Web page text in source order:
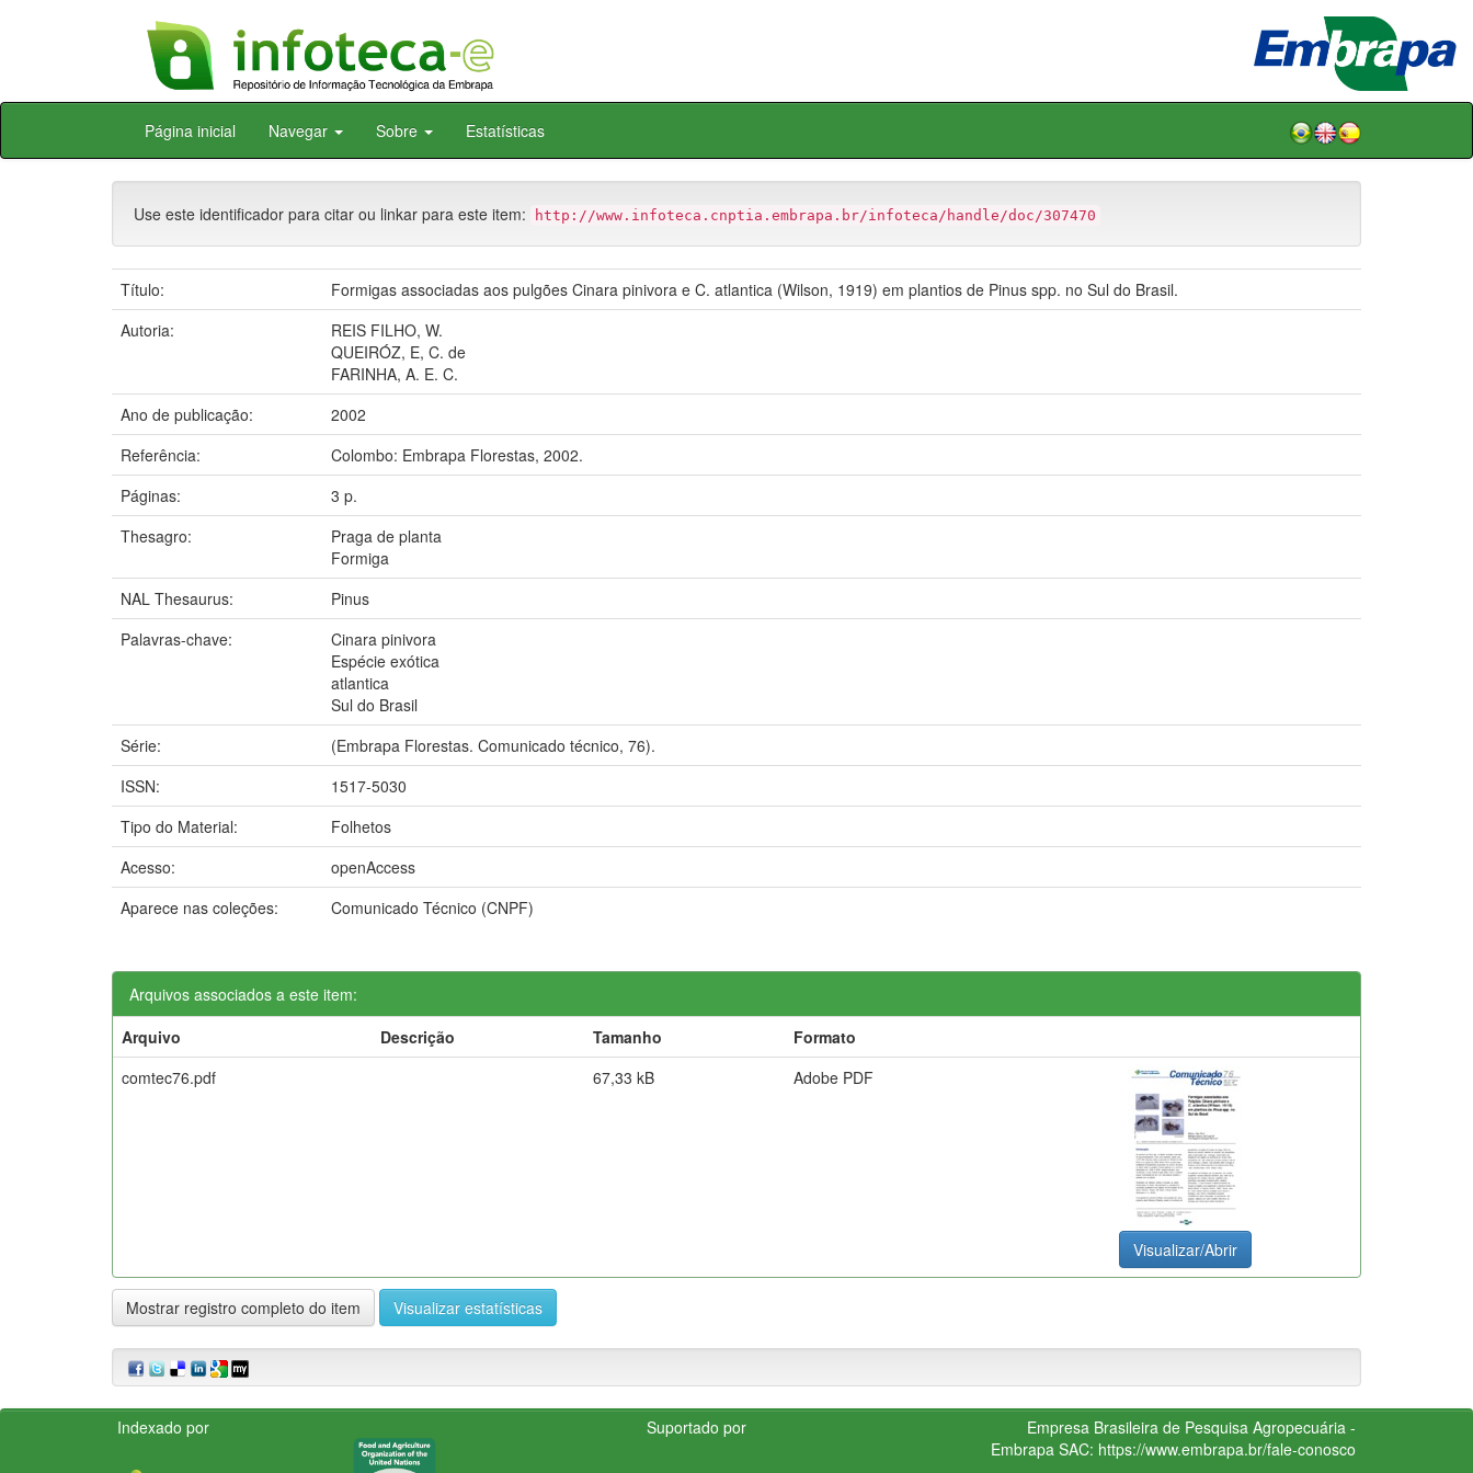
Skip
Página inicial Navegar Sobre Estatísticas
Use este identificador para citar ou linkar para este item: http://www.infoteca.cnptia.embrapa.br/infoteca/handle/doc/307470
Título:
Formigas associadas aos pulgões Cinara pinivora e C. atlantica (Wilson, 1919) em plantios de Pinus spp. no Sul do Brasil.
Autoria:
REIS FILHO, W.
QUEIRÓZ, E, C. de
FARINHA, A. E. C.
Ano de publicação:
2002
Referência:
Colombo: Embrapa Florestas, 2002.
Páginas:
3 p.
Thesagro:
Praga de planta
Formiga
NAL Thesaurus:
Pinus
Palavras-chave:
Cinara pinivora
Espécie exótica
atlantica
Sul do Brasil
Série:
(Embrapa Florestas. Comunicado técnico, 76).
ISSN:
1517-5030
Tipo do Material:
Folhetos
Acesso:
openAccess
Aparece nas coleções:
Comunicado Técnico (CNPF)
Arquivos associados a este item:
Arquivo
Descrição Tamanho
Formato
comtec76.pdf
67,33 kB Adobe PDF
Visualizar/Abrir
Mostrar registro completo do item Visualizar estatísticas
Indexado por Suportado por
Empresa Brasileira de Pesquisa Agropecuária -
Embrapa SAC: https://www.embrapa.br/fale-conosco